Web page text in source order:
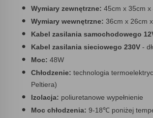
Wymiary zewnętrzne: 45cm x 35cm x
Wymiary wewnętrzne: 36cm x 26cm
Kabel zasilania samochodowego
Kabel zasilania sieciowego 230V -
Moc: 48W
Chłodzenie: technologia
Peltiera)
Izolacja: poliuretanowe wypełnienie
Moc chłodzenia: 9-18℃ poniżej